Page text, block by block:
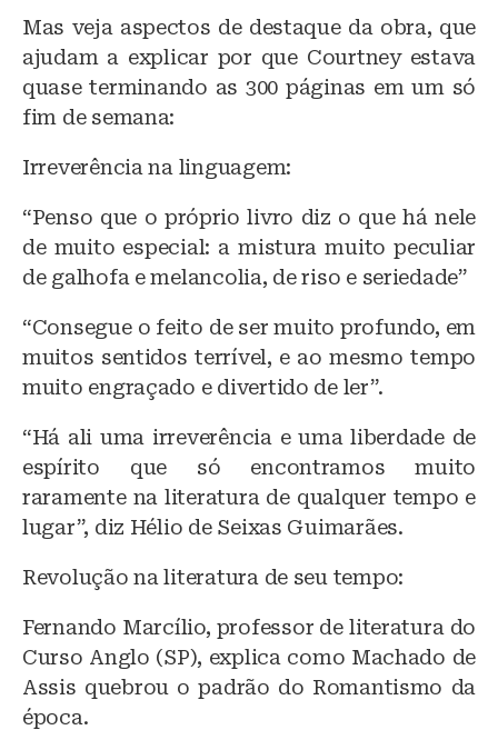
Mas veja aspectos de destaque da obra, que
ajudam a explicar por que Courtney estava
quase terminando as 300 páginas em um só
fim de semana:
Irreverência na linguagem:
“Penso que o próprio livro diz o que há nele
de muito especial: a mistura muito peculiar
de galhofa e melancolia, de riso e seriedade”
“Consegue o feito de ser muito profundo, em
muitos sentidos terrível, e ao mesmo tempo
muito engraçado e divertido de ler”.
“Há ali uma irreverência e uma liberdade de
espírito que só encontramos muito
raramente na literatura de qualquer tempo e
lugar”, diz Hélio de Seixas Guimarães.
Revolução na literatura de seu tempo:
Fernando Marcílio, professor de literatura do
Curso Anglo (SP), explica como Machado de
Assis quebrou o padrão do Romantismo da
época.